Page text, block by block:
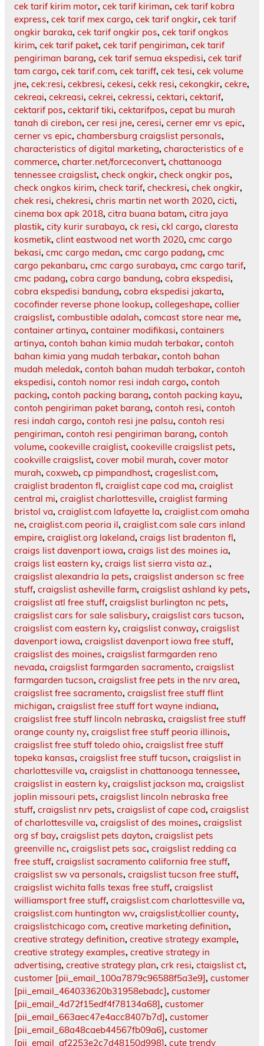
cek tarif kirim motor, cek tarif kiriman, cek tarif kobra
express, cek tarif mex cargo, cek tarif ongkir, cek tarif
ongkir baraka, cek tarif ongkir pos, cek tarif ongkos
kirim, cek tarif paket, cek tarif pengiriman, cek tarif
pengiriman barang, cek tarif semua ekspedisi, cek tarif
tam cargo, cek tarif.com, cek tariff, cek tesi, cek volume
jne, cek:resi, cekbresi, cekesi, cekk resi, cekongkir, cekre,
cekreai, cekreasi, cekrei, cekressi, cektari, cektarif,
cektarif pos, cektarif tiki, cektarifpos, cepat bu murah
tanah di cirebon, cer resi jne, ceresi, cerner emr vs epic,
cerner vs epic, chambersburg craigslist personals,
characteristics of digital marketing, characteristics of e
commerce, charter.net/forceconvert, chattanooga
tennessee craigslist, check ongkir, check ongkir pos,
check ongkos kirim, check tarif, checkresi, chek ongkir,
chek resi, chekresi, chris martin net worth 2020, cicti,
cinema box apk 2018, citra buana batam, citra jaya
plastik, city kurir surabaya, ck resi, ckl cargo, claresta
kosmetik, clint eastwood net worth 2020, cmc cargo
bekasi, cmc cargo medan, cmc cargo padang, cmc
cargo pekanbaru, cmc cargo surabaya, cmc cargo tarif,
cmc padang, cobra cargo bandung, cobra ekspedisi,
cobra ekspedisi bandung, cobra ekspedisi jakarta,
cocofinder reverse phone lookup, collegeshape, collier
craigslist, combustible adalah, comcast store near me,
container artinya, container modifikasi, containers
artinya, contoh bahan kimia mudah terbakar, contoh
bahan kimia yang mudah terbakar, contoh bahan
mudah meledak, contoh bahan mudah terbakar, contoh
ekspedisi, contoh nomor resi indah cargo, contoh
packing, contoh packing barang, contoh packing kayu,
contoh pengiriman paket barang, contoh resi, contoh
resi indah cargo, contoh resi jne palsu, contoh resi
pengiriman, contoh resi pengiriman barang, contoh
volume, cookeville craiglist, cookeville craigslist pets,
cookville craigslist, cover mobil murah, cover motor
murah, coxweb, cp pimpandhost, crageslist.com,
craiglist bradenton fl, craiglist cape cod ma, craiglist
central mi, craiglist charlottesville, craiglist farming
bristol va, craiglist.com lafayette la, craiglist.com omaha
ne, craiglist.com peoria il, craiglist.com sale cars inland
empire, craiglist.org lakeland, craigs list bradenton fl,
craigs list davenport iowa, craigs list des moines ia,
craigs list eastern ky, craigs list sierra vista az.,
craigslist alexandria la pets, craigslist anderson sc free
stuff, craigslist asheville farm, craigslist ashland ky pets,
craigslist atl free stuff, craigslist burlington nc pets,
craigslist cars for sale salisbury, craigslist cars tucson,
craigslist com eastern ky, craigslist conway, craigslist
davenport iowa, craigslist davenport iowa free stuff,
craigslist des moines, craigslist farmgarden reno
nevada, craigslist farmgarden sacramento, craigslist
farmgarden tucson, craigslist free pets in the nrv area,
craigslist free sacramento, craigslist free stuff flint
michigan, craigslist free stuff fort wayne indiana,
craigslist free stuff lincoln nebraska, craigslist free stuff
orange county ny, craigslist free stuff peoria illinois,
craigslist free stuff toledo ohio, craigslist free stuff
topeka kansas, craigslist free stuff tucson, craigslist in
charlottesville va, craigslist in chattanooga tennessee,
craigslist in eastern ky, craigslist jackson ma, craigslist
joplin missouri pets, craigslist lincoln nebraska free
stuff, craigslist nrv pets, craigslist of cape cod, craigslist
of charlottesville va, craigslist of des moines, craigslist
org sf bay, craigslist pets dayton, craigslist pets
greenville nc, craigslist pets sac, craigslist redding ca
free stuff, craigslist sacramento california free stuff,
craigslist sw va personals, craigslist tucson free stuff,
craigslist wichita falls texas free stuff, craigslist
williamsport free stuff, craigslist.com charlottesville va,
craigslist.com huntington wv, craigslist/collier county,
craigslistchicago com, creative marketing definition,
creative strategy definition, creative strategy example,
creative strategy examples, creative strategy in
advertising, creative strategy plan, crk resi, ctaigslist ct,
customer [pii_email_100a7879c96588f5a3e9], customer
[pii_email_464033620b31958ebadc], customer
[pii_email_4d72f15edf4f78134a68], customer
[pii_email_663aec47e4acc8407b7d], customer
[pii_email_68a48caeb44567fb09a6], customer
[pii_email_af2253e2c7d48150d998], cute trendy